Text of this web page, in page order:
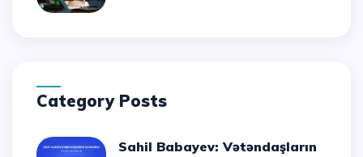
Category Posts
Sahil Babayev: Vətəndaşların